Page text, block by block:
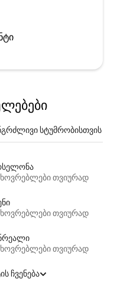
სტუმრობისთვის
თვიურად
თვიურად
თვიურად
ჩვენება